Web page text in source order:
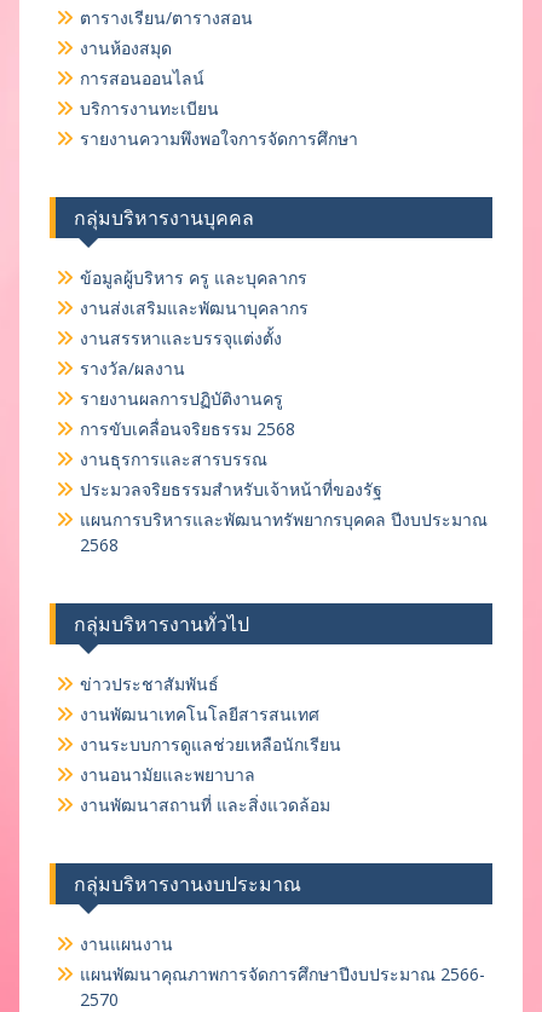
ตารางเรียน/ตารางสอน
งานห้องสมุด
การสอนออนไลน์
บริการงานทะเบียน
รายงานความพึงพอใจการจัดการศึกษา
กลุ่มบริหารงานบุคคล
ข้อมูลผู้บริหาร ครู และบุคลากร
งานส่งเสริมและพัฒนาบุคลากร
งานสรรหาและบรรจุแต่งตั้ง
รางวัล/ผลงาน
รายงานผลการปฏิบัติงานครู
การขับเคลื่อนจริยธรรม 2568
งานธุรการและสารบรรณ
ประมวลจริยธรรมสำหรับเจ้าหน้าที่ของรัฐ
แผนการบริหารและพัฒนาทรัพยากรบุคคล ปีงบประมาณ
2568
กลุ่มบริหารงานทั่วไป
ข่าวประชาสัมพันธ์
งานพัฒนาเทคโนโลยีสารสนเทศ
งานระบบการดูแลช่วยเหลือนักเรียน
งานอนามัยและพยาบาล
งานพัฒนาสถานที่ และสิ่งแวดล้อม
กลุ่มบริหารงานงบประมาณ
งานแผนงาน
แผนพัฒนาคุณภาพการจัดการศึกษาปีงบประมาณ 2566-
2570